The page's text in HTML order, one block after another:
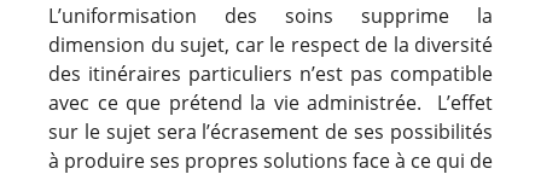
L’uniformisation des soins supprime la
dimension du sujet, car le respect de la diversité
des itinéraires particuliers n’est pas compatible
avec ce que prétend la vie administrée. L’effet
sur le sujet sera l’écrasement de ses possibilités
à produire ses propres solutions face à ce qui de